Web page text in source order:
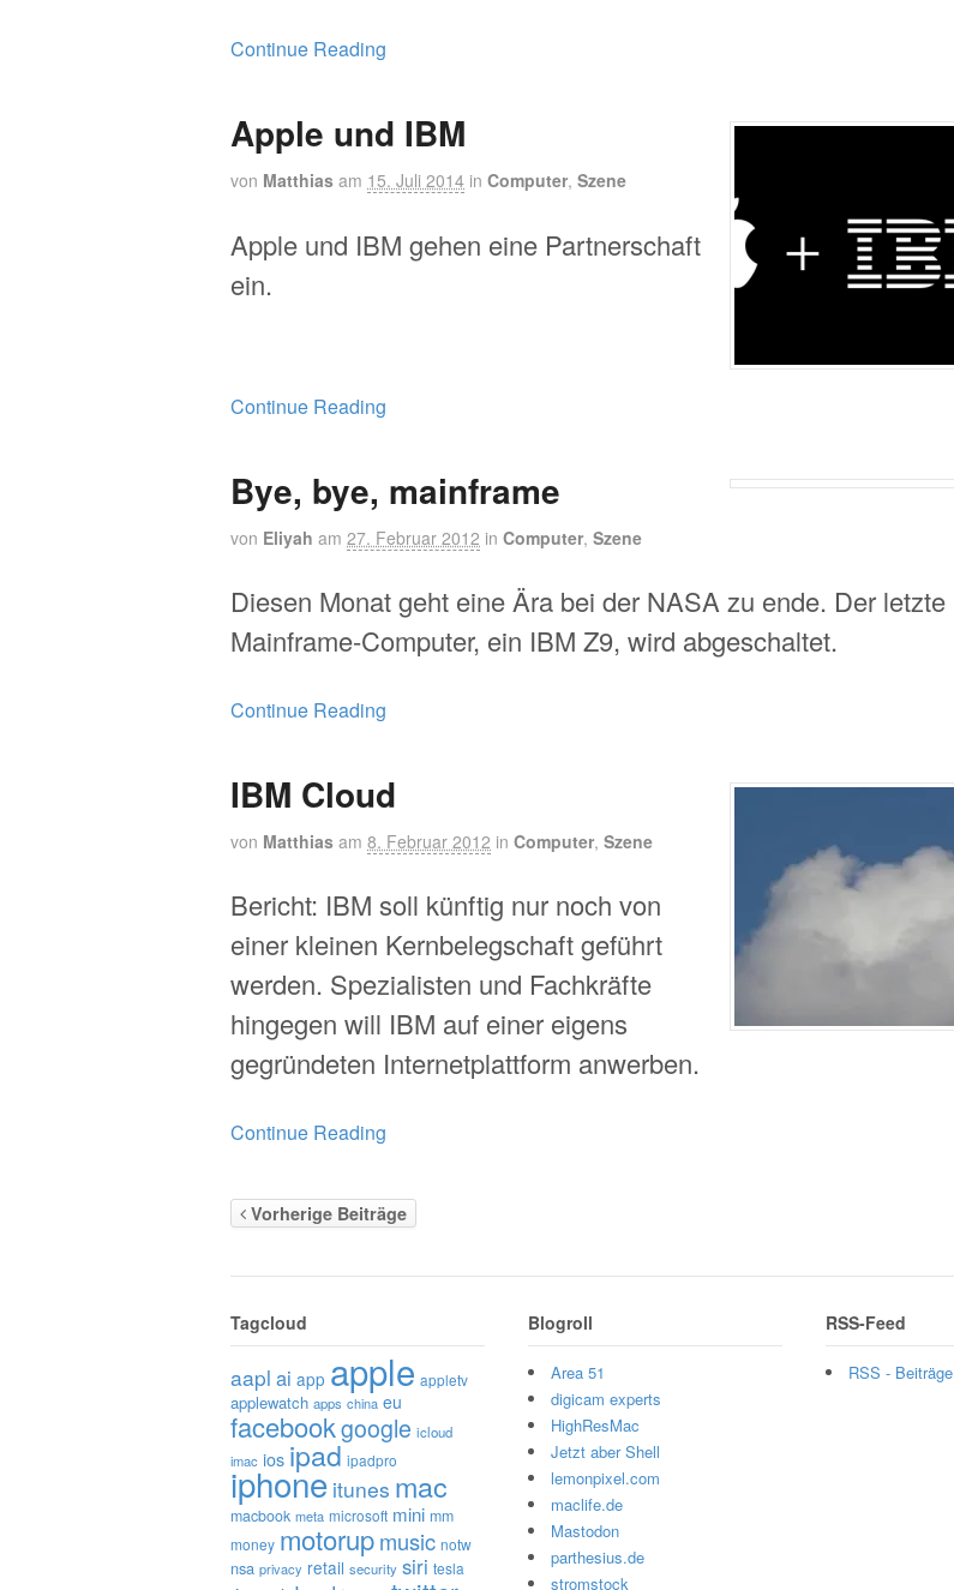
Continue Reading
Apple und IBM
von Matthias am 15. Juli 2014 in Computer, Szene
Apple und IBM gehen eine Partnerschaft
ein.
Continue Reading
Bye, bye, mainframe
von Eliyah am 27. Februar 2012 in Computer, Szene
Diesen Monat geht eine Ära bei der NASA zu ende. Der letzte
Mainframe-Computer, ein IBM Z9, wird abgeschaltet.
Continue Reading
IBM Cloud
von Matthias am 8. Februar 2012 in Computer, Szene
Bericht: IBM soll künftig nur noch von
einer kleinen Kernbelegschaft geführt
werden. Spezialisten und Fachkräfte
hingegen will IBM auf einer eigens
gegründeten Internetplattform anwerben.
Continue Reading
Vorherige Beiträge
Tagcloud
aapl ai app apple appletv
applewatch apps china eu
facebookgoogle icloud
imac ios ipad ipadpro
iphone itunes mac
macbook meta microsoft mini mm
money motorupmusic notw
nsa privacy retail security siri tesla
Blogroll
Area 51
digicam experts
HighResMac
Jetzt aber Shell
lemonpixel.com
maclife.de
Mastodon
parthesius.de
stromstock
RSS-Feed
RSS - Beiträge